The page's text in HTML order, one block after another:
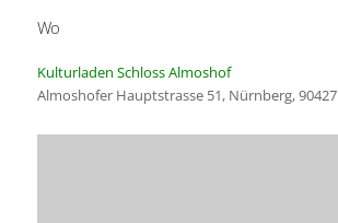
Wo
Kulturladen Schloss Almoshof
Almoshofer Hauptstrasse 51, Nürnberg, 90427